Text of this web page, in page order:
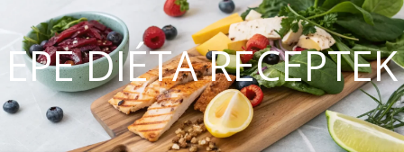
EPE DIÉTA RECEPTEK